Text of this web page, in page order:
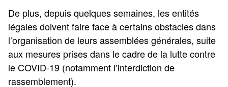
De plus, depuis quelques semaines, les entités
légales doivent faire face à certains obstacles dans
l’organisation de leurs assemblées générales, suite
aux mesures prises dans le cadre de la lutte contre
le COVID-19 (notamment l’interdiction de
rassemblement).